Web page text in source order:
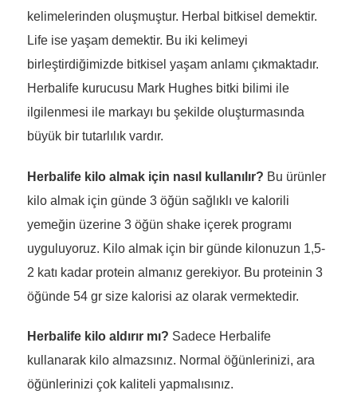
kelimelerinden oluşmuştur. Herbal bitkisel demektir.
Life ise yaşam demektir. Bu iki kelimeyi
birleştirdiğimizde bitkisel yaşam anlamı çıkmaktadır.
Herbalife kurucusu Mark Hughes bitki bilimi ile
ilgilenmesi ile markayı bu şekilde oluşturmasında
büyük bir tutarlılık vardır.
Herbalife kilo almak için nasıl kullanılır? Bu ürünler
kilo almak için günde 3 öğün sağlıklı ve kalorili
yemeğin üzerine 3 öğün shake içerek programı
uyguluyoruz. Kilo almak için bir günde kilonuzun 1,5-
2 katı kadar protein almanız gerekiyor. Bu proteinin 3
öğünde 54 gr size kalorisi az olarak vermektedir.
Herbalife kilo aldırır mı? Sadece Herbalife
kullanarak kilo almazsınız. Normal öğünlerinizi, ara
öğünlerinizi çok kaliteli yapmalısınız.